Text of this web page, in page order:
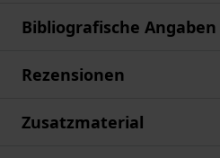
Bibliografische Angaben
Rezensionen
Zusatzmaterial